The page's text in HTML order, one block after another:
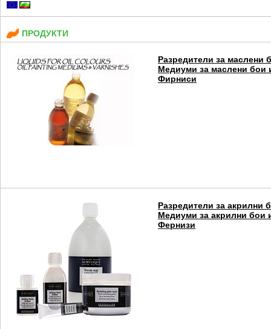
ПРОДУКТИ
Разредители за маслени
Медиуми за маслени бои
Фирниси
Разредители за акрилни
Медиуми за акрилни бои
Фернизи